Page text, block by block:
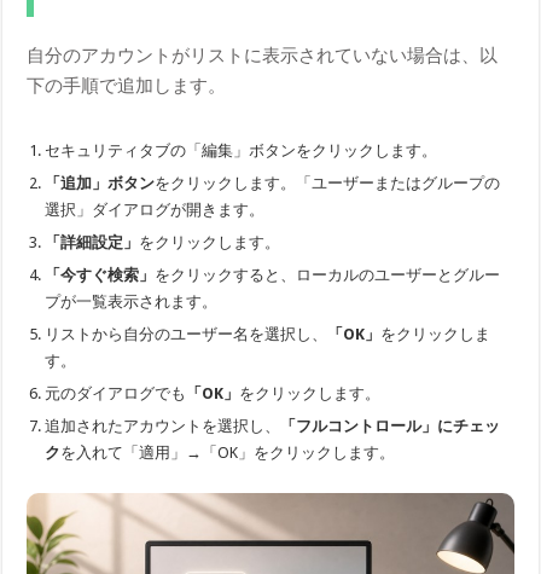
自分のアカウントがリストに表示されていない場合は、以
下の手順で追加します。
セキュリティタブの「編集」ボタンをクリックします。
「追加」ボタンをクリックします。「ユーザーまたはグループの
選択」ダイアログが開きます。
「詳細設定」 をクリックします。
「今すぐ検索」 をクリックすると、ローカルのユーザーとグルー
プが一覧表示されます。
リストから自分のユーザー名を選択し、
「OK」 をクリックしま
す。
元のダイアログでも 「OK」 をクリックします。
追加されたアカウントを選択し、
「フルコントロール」にチェッ
クを入れて「適用」→「OK」をクリックします。